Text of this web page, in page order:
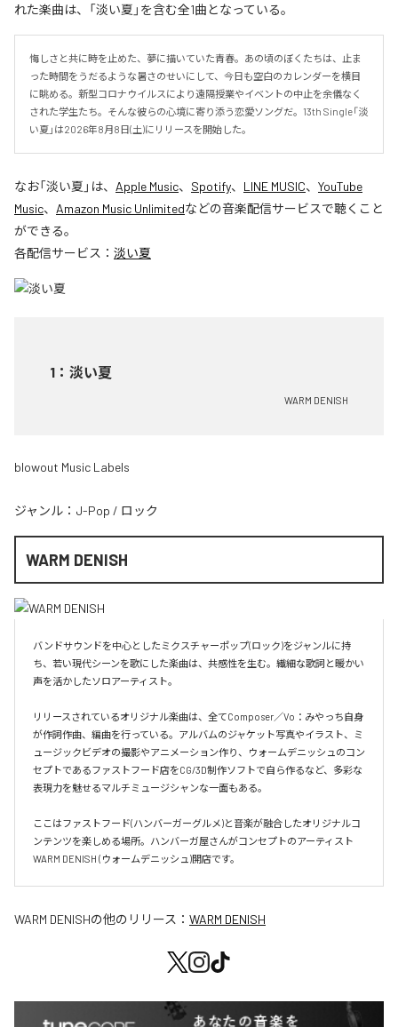
れた楽曲は、「淡い夏」を含む全1曲となっている。
悔しさと共に時を止めた、夢に描いていた青春。あの頃のぼくたちは、止ま
った時間をうだるような暑さのせいにして、今日も空白のカレンダーを横目
に眺める。新型コロナウイルスにより遠隔授業やイベントの中止を余儀なく
された学生たち。そんな彼らの心境に寄り添う恋愛ソングだ。13th Single「淡
い夏」は2026年8月8日(土)にリリースを開始した。
なお「淡い夏 」は、 Apple Music、 Spotify、 LINE MUSIC、 YouTube
Music、 Amazon Music Unlimitedなどの音楽配信サービスで聴くこと
ができる。
各配信サービス： 淡い夏
1 ： 淡い夏
WARM DENISH
blowout Music Labels
ジャンル： J-Pop / ロック
WARM DENISH
バンドサウンドを中心としたミクスチャーポップ(ロック)をジャンルに持
ち、若い現代シーンを歌にした楽曲は、共感性を生む。繊細な歌詞と暖かい
声を活かしたソロアーティスト。
リリースされているオリジナル楽曲は、全てComposer／Vo：みやっち自身
が作詞作曲、編曲を行っている。アルバムのジャケット写真やイラスト、ミ
ュージックビデオの撮影やアニメーション作り、ウォームデニッシュのコン
セプトであるファストフード店をCG/3D制作ソフトで自ら作るなど、多彩な
表現力を魅せるマルチミュージシャンな一面もある。
ここはファストフード(ハンバーガーグルメ)と音楽が融合したオリジナルコ
ンテンツを楽しめる場所。ハンバーガ屋さんがコンセプトのアーティスト
WARM DENISH (ウォームデニッシュ)開店です。
WARM DENISHの他のリリース： WARM DENISH